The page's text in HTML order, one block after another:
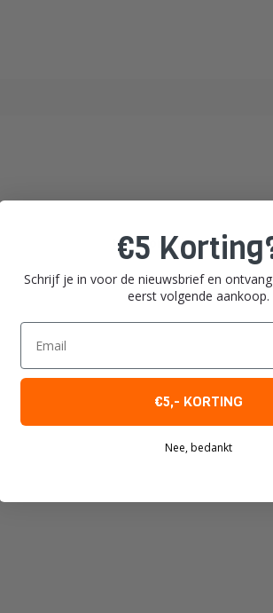
Je beoordeling toevoegen
€5
Schrijf je in voor de nieuwsbrief en
eerst volgende aankoop.
Email
€5,- KORTING
Nee, bedankt